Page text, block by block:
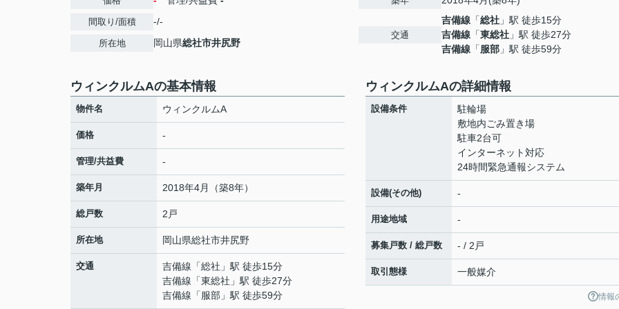
間取り/面積 -/-
所在地 岡山県総社市井尻野
交通
吉備線 「総社 」駅 徒歩15分
吉備線 「東総社 」駅 徒歩27分
吉備線 「服部 」駅 徒歩59分
ウィンクルムAの基本情報
物件名 ウィンクルムA
価格 -
管理/共益費 -
築年月 2018年4月（築8年）
総戸数 2戸
所在地 岡山県総社市井尻野
交通 吉備線 「総社 」駅 徒歩15分
吉備線 「東総社 」駅 徒歩27分
吉備線 「服部 」駅 徒歩59分
ウィンクルムAの詳細情報
設備条件
駐輪場
敷地内ごみ置き場
駐車2台可
インターネット対応
24時間緊急通報システム
設備(その他) -
用途地域 -
募集戸数 / 総戸数 - / 2戸
取引態様 一般媒介
情報